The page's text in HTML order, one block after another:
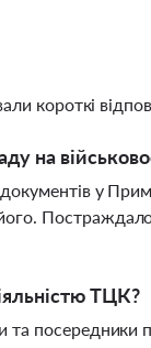
короткі
на
документів у
ТЦК?
та